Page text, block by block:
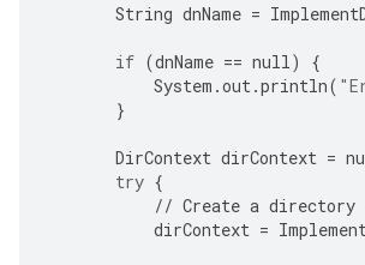
String dnName =
if (dnName == null)
{
System .out.println(
}
DirContext dirContext =
try {
// Create a directory
dirContext =